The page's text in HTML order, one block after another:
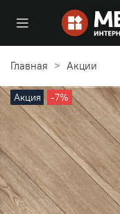
Главная Акции
Акция -7%